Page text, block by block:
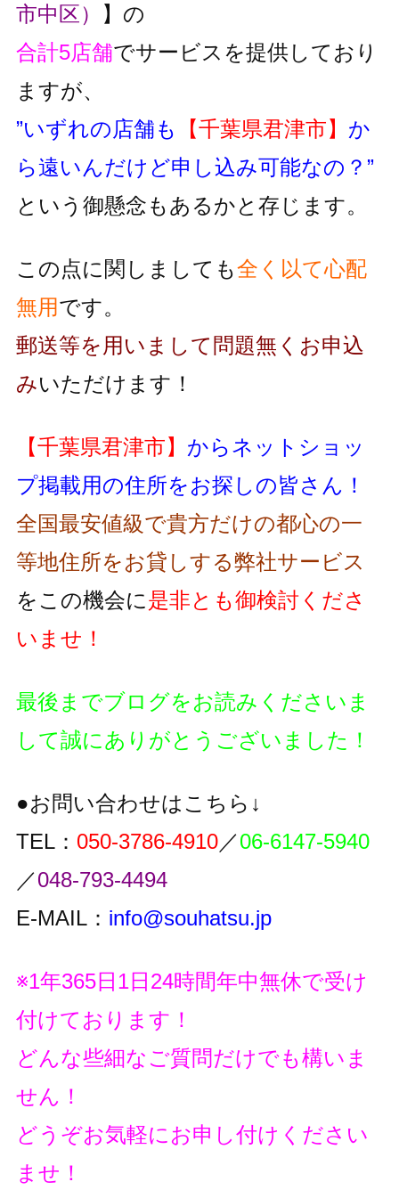
市中区）
】の
合計5店舗でサービスを提供しており
ますが、
”いずれの店舗も
【千葉県君津市】 か
ら遠いんだけど申し込み可能なの？”
という御懸念もあるかと存じます。
この点に関しましても全く以て心配
無用です。
郵送等を用いまして問題無くお申込
みいただけます！
【千葉県君津市】 からネットショッ
プ掲載用の住所をお探しの皆さん！
全国最安値級で貴方だけの都心の一
等地住所をお貸しする弊社サービス
をこの機会に是非とも御検討くださ
いませ！
最後までブログをお読みくださいま
して誠にありがとうございました！
●お問い合わせはこちら↓
TEL： 050-3786-4910／06-6147-5940
／048-793-4494
E-MAIL： info@souhatsu.jp
※1年365日1日24時間年中無休で受け
付けております！
どんな些細なご質問だけでも構いま
せん！
どうぞお気軽にお申し付けください
ませ！